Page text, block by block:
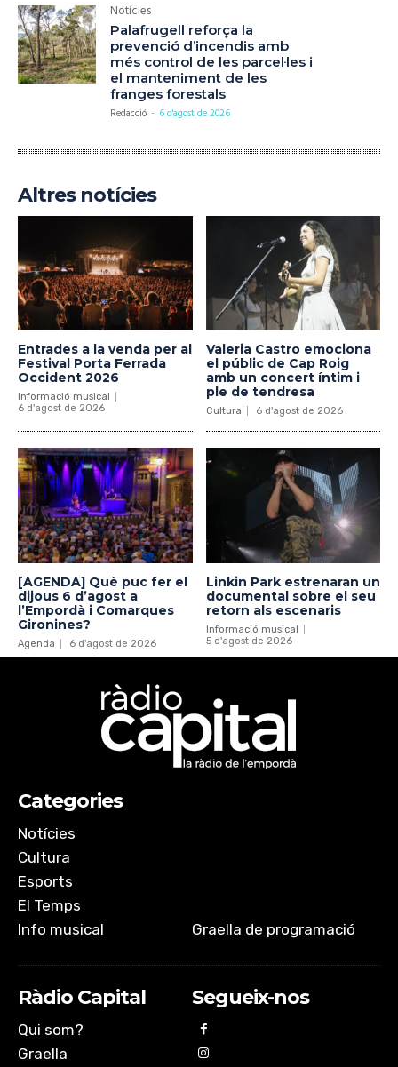
Notícies
Palafrugell reforça la
prevenció d’incendis amb
més control de les parcel·les i
el manteniment de les
franges forestals
Redacció - 6 d'agost de 2026
Altres notícies
Entrades a la venda per al
Festival Porta Ferrada
Occident 2026
Informació musical
6 d'agost de 2026
Valeria Castro emociona
el públic de Cap Roig
amb un concert íntim i
ple de tendresa
Cultura 6 d'agost de 2026
[AGENDA] Què puc fer el
dijous 6 d’agost a
l’Empordà i Comarques
Gironines?
Agenda 6 d'agost de 2026
Linkin Park estrenaran un
documental sobre el seu
retorn als escenaris
Informació musical
5 d'agost de 2026
Categories
Notícies
Cultura
Esports
El Temps
Info musical
Graella de programació
Ràdio Capital
Qui som?
Graella
Segueix-nos